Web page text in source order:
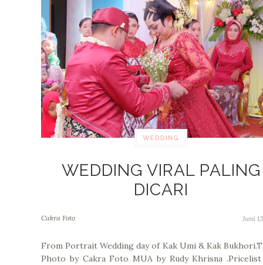
WEDDING
WEDDING VIRAL PALING
DICARI
Cakra Foto Juni
From Portrait Wedding day of Kak Umi & Kak
Photo by Cakra Foto MUA by Rudy Khrisna